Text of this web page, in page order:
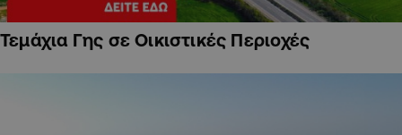
Τεμάχια Γης σε Οικιστικές Περιοχές